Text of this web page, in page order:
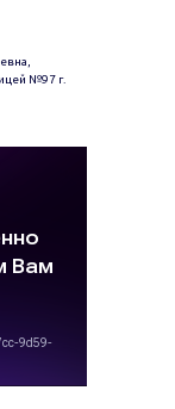
№97 г.